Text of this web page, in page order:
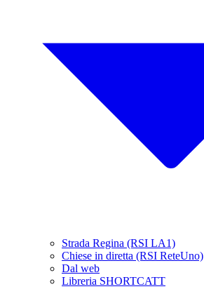
Strada Regina (RSI LA1)
Chiese in diretta (RSI ReteUno)
Dal web
Libreria SHORTCATT